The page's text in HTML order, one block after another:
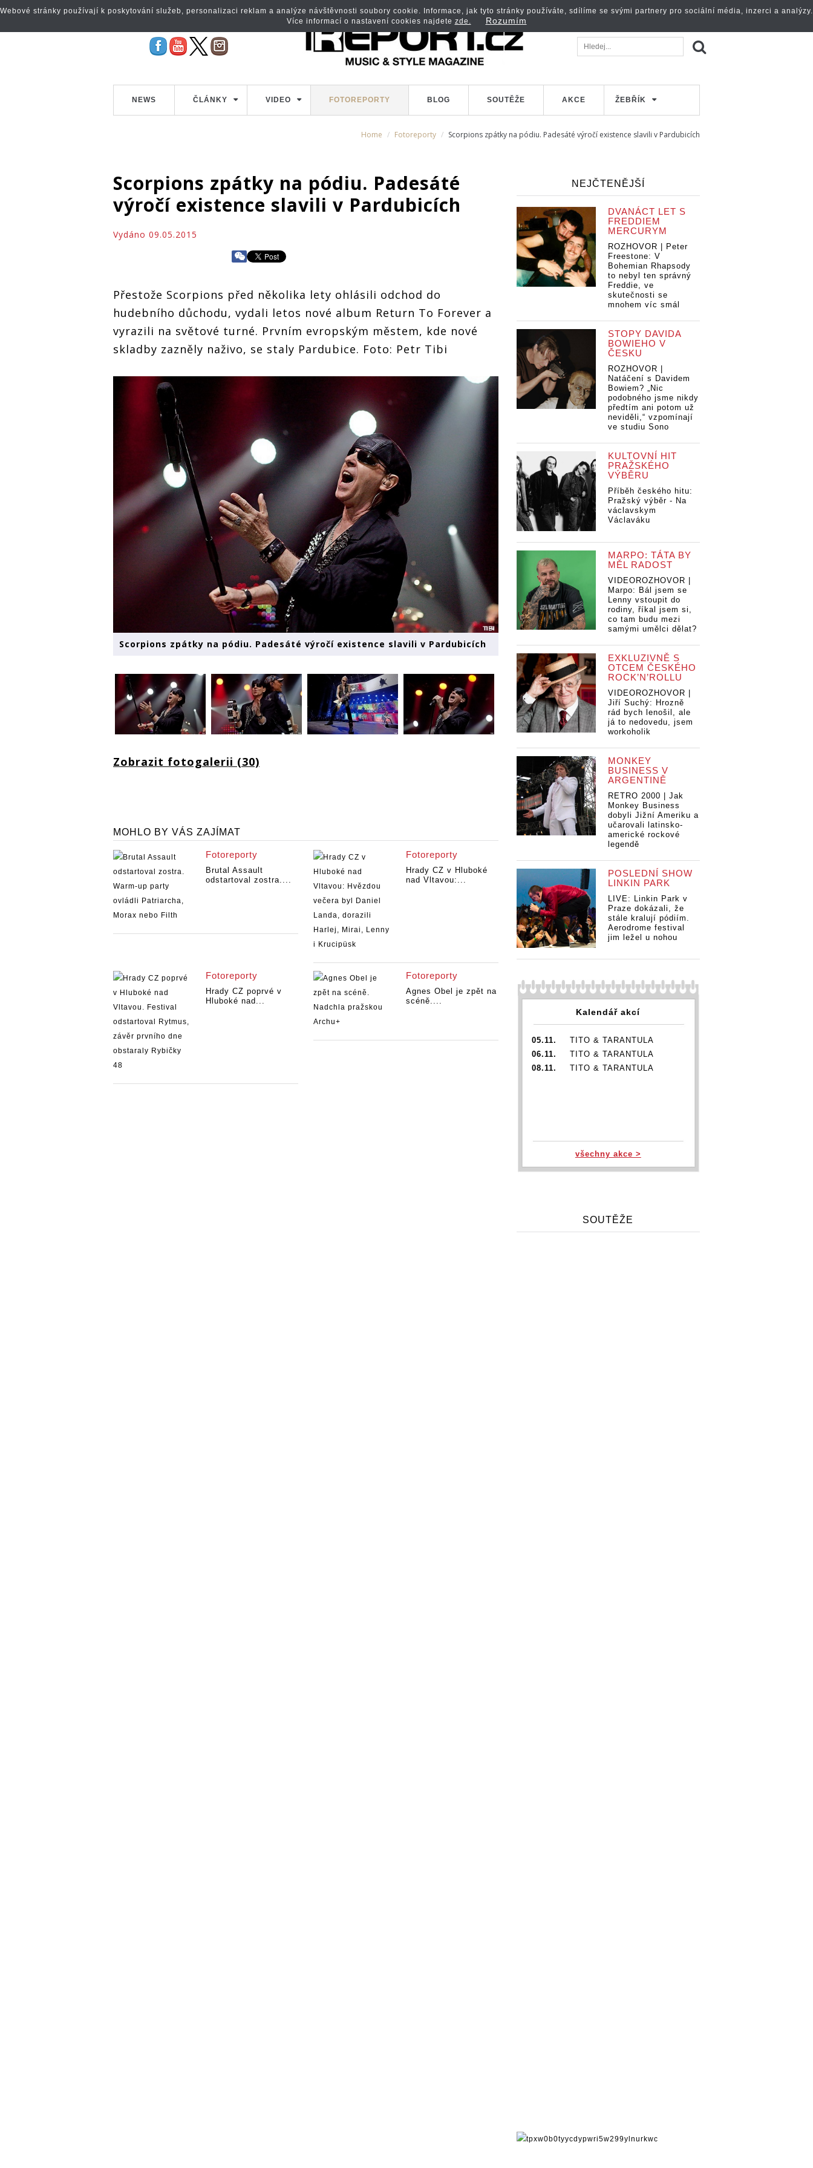
NEWS ČLÁNKY VIDEO FOTOREPORTY BLOG SOUTĚŽE AKCE ŽEBŘÍK
Home Fotoreporty Scorpions zpátky na pódiu. Padesáté výročí existence slavili v Pardubicích
Scorpions zpátky na pódiu. Padesáté
výročí existence slavili v Pardubicích
Vydáno 09.05.2015
Přestože Scorpions před několika lety ohlásili odchod do
hudebního důchodu, vydali letos nové album Return To Forever a
vyrazili na světové turné. Prvním evropským městem, kde nové
skladby zazněly naživo, se staly Pardubice. Foto: Petr Tibi
Scorpions zpátky na pódiu. Padesáté výročí existence slavili v Pardubicích
Zobrazit fotogalerii (30)
MOHLO BY VÁS ZAJÍMAT
Fotoreporty
Brutal Assault
odstartoval zostra....
Fotoreporty
Hrady CZ v Hluboké
nad Vltavou:...
Fotoreporty
Hrady CZ poprvé v
Hluboké nad...
Fotoreporty
Agnes Obel je zpět na
scéně....
NEJČTENĚJŠÍ
DVANÁCT LET S
FREDDIEM
MERCURYM
ROZHOVOR | Peter
Freestone: V
Bohemian Rhapsody
to nebyl ten správný
Freddie, ve
skutečnosti se
mnohem víc smál
STOPY DAVIDA
BOWIEHO V
ČESKU
ROZHOVOR |
Natáčení s Davidem
Bowiem? „Nic
podobného jsme nikdy
předtím ani potom už
neviděli,“ vzpomínají
ve studiu Sono
KULTOVNÍ HIT
PRAŽSKÉHO
VÝBĚRU
Příběh českého hitu:
Pražský výběr - Na
václavskym
Václaváku
MARPO: TÁTA BY
MĚL RADOST
VIDEOROZHOVOR |
Marpo: Bál jsem se
Lenny vstoupit do
rodiny, říkal jsem si,
co tam budu mezi
samými umělci dělat?
EXKLUZIVNĚ S
OTCEM ČESKÉHO
ROCK’N’ROLLU
VIDEOROZHOVOR |
Jiří Suchý: Hrozně
rád bych lenošil, ale
já to nedovedu, jsem
workoholik
MONKEY
BUSINESS V
ARGENTINĚ
RETRO 2000 | Jak
Monkey Business
dobyli Jižní Ameriku a
učarovali latinsko-
americké rockové
legendě
POSLEDNÍ SHOW
LINKIN PARK
LIVE: Linkin Park v
Praze dokázali, že
stále kralují pódiím.
Aerodrome festival
jim ležel u nohou
Kalendář akcí
05.11.
TITO & TARANTULA
06.11.
TITO & TARANTULA
08.11.
TITO & TARANTULA
všechny akce >
SOUTĚŽE
Webové stránky používají k poskytování služeb, personalizaci reklam a analýze návštěvnosti soubory cookie. Informace, jak tyto stránky používáte, sdílíme se svými partnery pro sociální média, inzerci a analýzy.
Více informací o nastavení cookies najdete zde. Rozumím